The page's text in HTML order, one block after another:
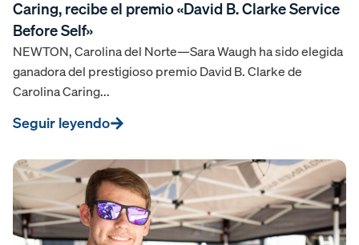
Caring, recibe el premio «David B. Clarke Service
Before Self»
NEWTON, Carolina del Norte—Sara Waugh ha sido elegida
ganadora del prestigioso premio David B. Clarke de
Carolina Caring...
Seguir leyendo